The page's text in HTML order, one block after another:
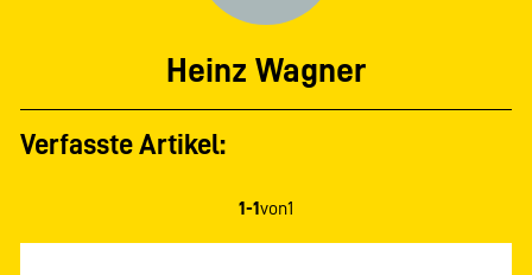
Heinz Wagner
Verfasste Artikel:
1-1von1